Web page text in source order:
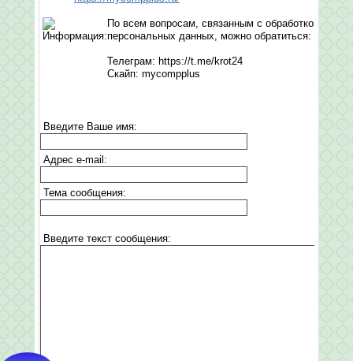
По всем вопросам, связанным с обработкой
персональных данных, можно обратиться:
Телеграм: https://t.me/krot24
Скайп: mycompplus
Введите Ваше имя:
Адрес e-mail:
Тема сообщения:
Введите текст сообщения: